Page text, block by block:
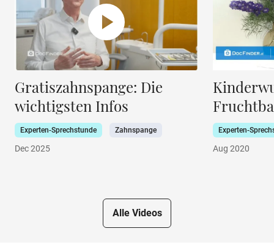
Gratiszahnspange: Die
wichtigsten Infos
Experten-Sprechstunde Zahnspange
Dec 2025
Experten-
Aug 2020
Alle Videos